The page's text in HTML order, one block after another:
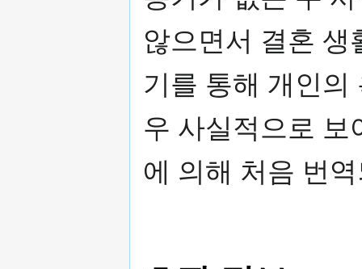
않으면서 결혼 생
기를 통해 개인의
우 사실적으로 보
에 의해 처음 번